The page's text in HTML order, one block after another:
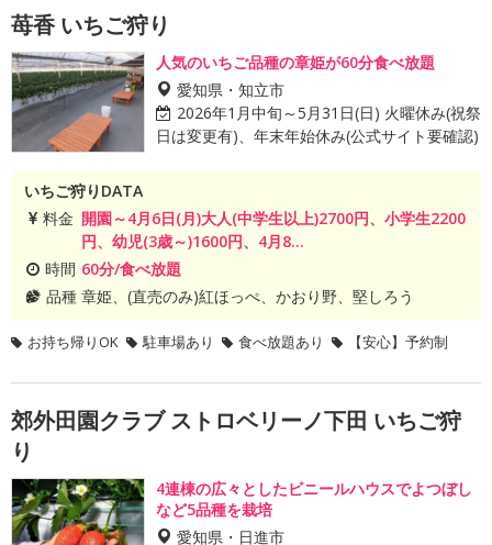
苺香 いちご狩り
人気のいちご品種の章姫が60分食べ放題
愛知県・知立市
2026年1月中旬～5月31日(日) 火曜休み(祝祭
日は変更有)、年末年始休み(公式サイト要確認)
いちご狩りDATA
料金 開園～4月6日(月)大人(中学生以上)2700円、小学生2200
円、幼児(3歳～)1600円、4月8...
時間 60分/食べ放題
品種 章姫、(直売のみ)紅ほっぺ、かおり野、堅しろう
お持ち帰りOK 駐車場あり 食べ放題あり 【安心】予約制
郊外田園クラブ ストロベリーノ下田 いちご狩
り
4連棟の広々としたビニールハウスでよつぼし
など5品種を栽培
愛知県・日進市